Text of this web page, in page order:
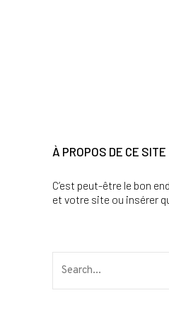
À PROPOS DE CE SITE
C’est peut-être le bon
et votre site ou insérer